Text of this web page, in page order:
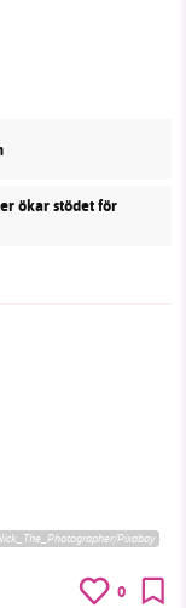
ökar stödet för
Pixabay
0